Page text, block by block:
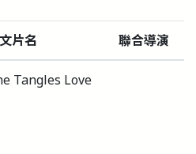
片名 聯合導演
Tangles Love